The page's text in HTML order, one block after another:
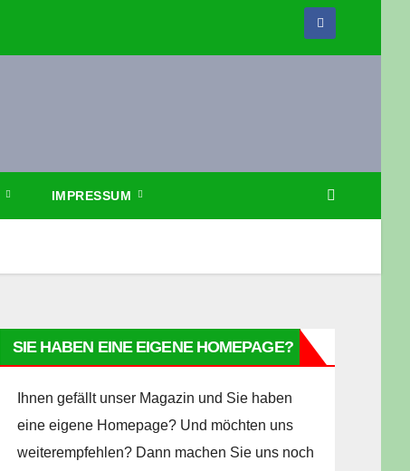
IMPRESSUM
SIE HABEN EINE EIGENE HOMEPAGE?
Ihnen gefällt unser Magazin und Sie haben
eine eigene Homepage? Und möchten uns
weiterempfehlen? Dann machen Sie uns noch